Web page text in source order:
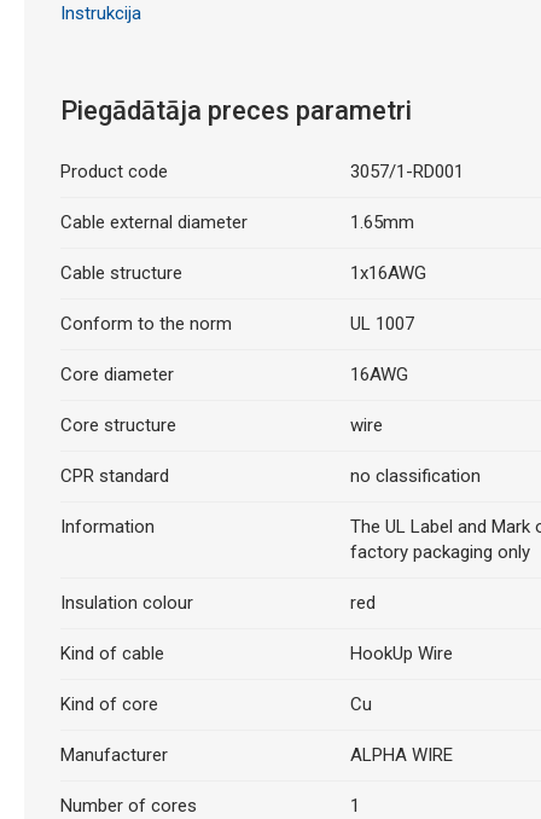
Instrukcija
Piegādātāja preces parametri
Product code 3057/1-RD001
Cable external diameter 1.65mm
Cable structure 1x16AWG
Conform to the norm UL 1007
Core diameter 16AWG
Core structure wire
CPR standard no classification
Information
The UL Label and Mark
factory packaging only
Insulation colour red
Kind of cable HookUp Wire
Kind of core Cu
Manufacturer ALPHA WIRE
Number of cores 1